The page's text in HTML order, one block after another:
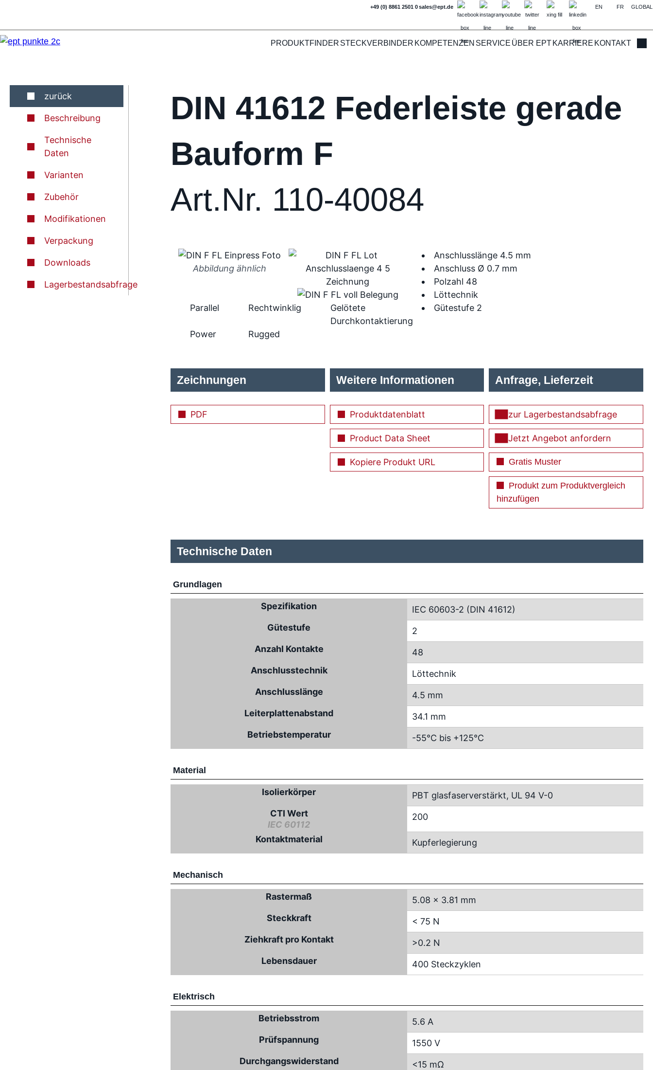
+49 (0) 8861 2501 0sales@ept.de EN FR GLOBAL
PRODUKTFINDER STECKVERBINDER KOMPETENZEN SERVICE ÜBER EPTKARRIERE KONTAKT
zurück
Beschreibung
Technische
Daten
Varianten
Zubehör
Modifikationen
Verpackung
Downloads
Lagerbestandsabfrage
DIN 41612 Federleiste gerade
Bauform F
Art.Nr. 110-40084
Abbildung ähnlich
Anschlusslänge 4.5 mm
Anschluss Ø 0.7 mm
Polzahl 48
Löttechnik
Gütestufe 2
Parallel Rechtwinklig
Gelötete
Durchkontaktierung
Power
Rugged
Zeichnungen
PDF
Weitere Informationen
Produktdatenblatt
Product Data Sheet
Kopiere Produkt URL
Anfrage, Lieferzeit
zur Lagerbestandsabfrage
Jetzt Angebot anfordern
Gratis Muster
Produkt zum Produktvergleich
hinzufügen
Technische Daten
Grundlagen
Spezifikation
IEC 60603-2 (DIN 41612)
Gütestufe
2
Anzahl Kontakte
48
Anschlusstechnik
Löttechnik
Anschlusslänge
4.5 mm
Leiterplattenabstand
34.1 mm
Betriebstemperatur
-55°C bis +125°C
Material
Isolierkörper
PBT glasfaserverstärkt, UL 94 V-0
CTI Wert
IEC 60112
200
Kontaktmaterial Kupferlegierung
Mechanisch
Rastermaß
5.08 x 3.81 mm
Steckkraft
< 75 N
Ziehkraft pro Kontakt
>0.2 N
Lebensdauer
400 Steckzyklen
Elektrisch
Betriebsstrom
5.6 A
Prüfspannung
1550 V
Durchgangswiderstand
<15 mΩ